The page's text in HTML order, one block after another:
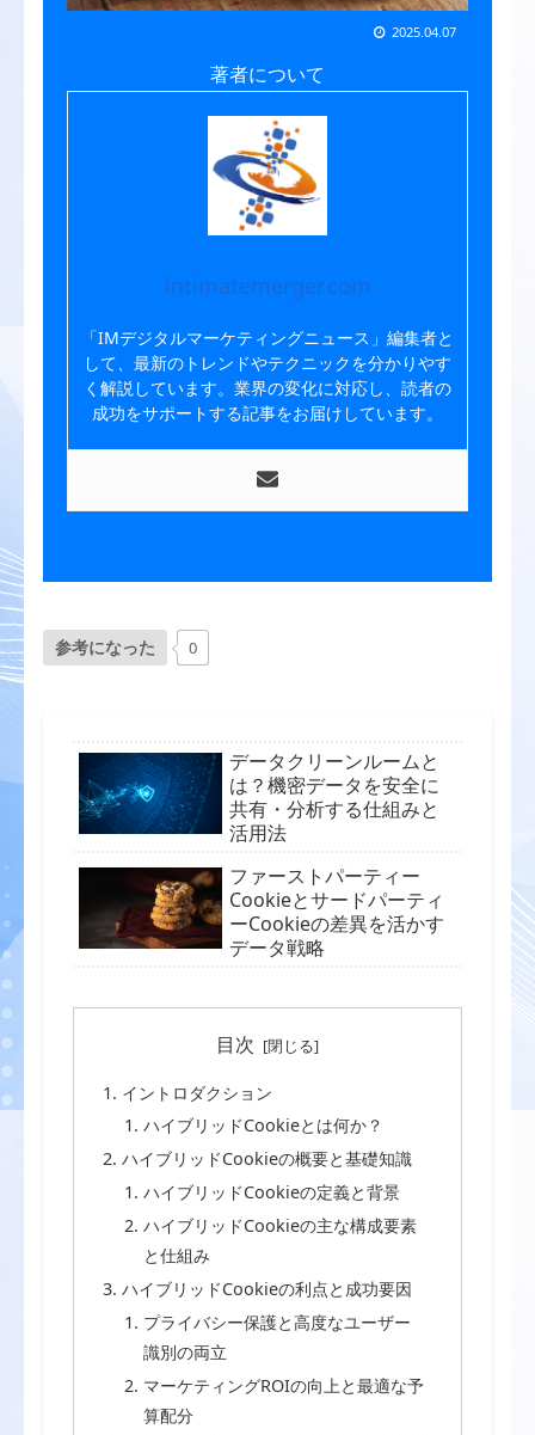
2025.04.07
著者について
intimatemerger.com
「IMデジタルマーケティングニュース」編集者と
して、最新のトレンドやテクニックを分かりやす
く解説しています。業界の変化に対応し、読者の
成功をサポートする記事をお届けしています。
参考になった 0
データクリーンルームと
は？機密データを安全に
共有・分析する仕組みと
活用法
ファーストパーティー
Cookieとサードパーティ
ーCookieの差異を活かす
データ戦略
目次
イントロダクション
ハイブリッドCookieとは何か？
ハイブリッドCookieの概要と基礎知識
ハイブリッドCookieの定義と背景
ハイブリッドCookieの主な構成要素
と仕組み
ハイブリッドCookieの利点と成功要因
プライバシー保護と高度なユーザー
識別の両立
マーケティングROIの向上と最適な予
算配分